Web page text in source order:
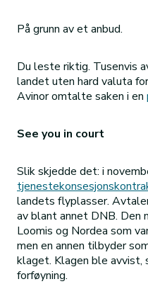
På grunn av et anbud.
Du leste riktig. Tusenvis
landet uten hard valuta
Avinor omtalte saken i en
See you in court
Slik skjedde det: i
landets flyplasser.
av blant annet DNB. Den
Loomis og Nordea som
men en annen tilbyder
klaget. Klagen ble
forføyning.